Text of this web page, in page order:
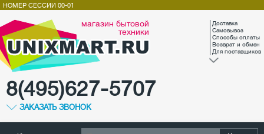
магазин бытовой
техники
8(495)627-5707
ЗАКАЗАТЬ ЗВОНОК
Доставка
Самовывоз
Способы оплаты
Возврат и обмен
Для поставщиков
НОМЕР СЕССИИ 00-01